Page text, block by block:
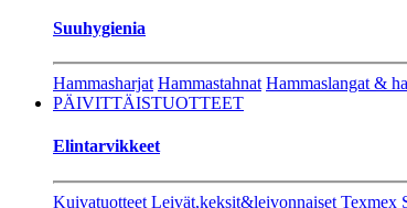
Suuhygienia
Hammasharjat Hammastahnat Hammaslangat &
PÄIVITTÄISTUOTTEET
Elintarvikkeet
Kuivatuotteet Leivät,keksit&leivonnaiset Texmex